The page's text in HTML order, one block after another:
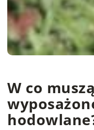
W co